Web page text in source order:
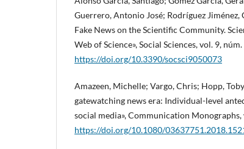
Guerrero, Antonio José; Rodríguez Jiménez,
Fake News on the Scientific Community.
Web of Science», Social Sciences, vol. 9, núm.
https://doi.org/10.3390/socsci9050073
Amazeen, Michelle; Vargo, Chris; Hopp,
gatewatching news era: Individual-level
social media», Communication
https://doi.org/10.1080/